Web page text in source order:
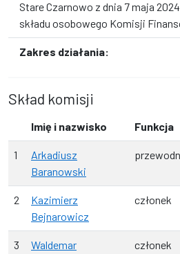
Stare Czarnowo z dnia 7 maja
składu osobowego Komisji
Zakres działania:
Skład komisji
Imię i nazwisko Funkcja
1
Arkadiusz
Baranowski
2
Kazimierz
Bejnarowicz
członek
3
Waldemar
członek